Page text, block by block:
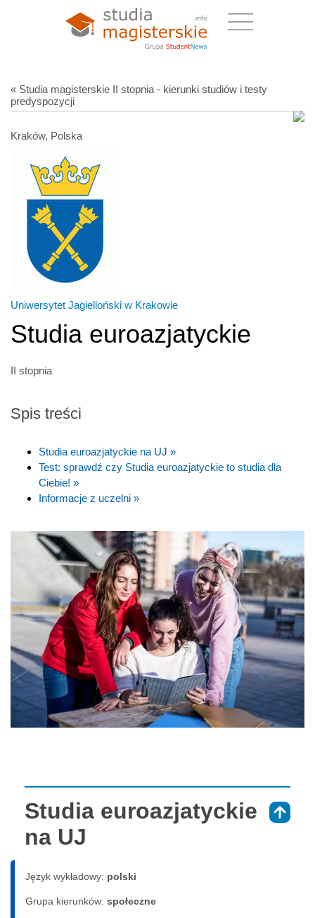
« Studia magisterskie II stopnia - kierunki studiów i testy
predyspozycji
Kraków, Polska
Uniwersytet Jagielloński w Krakowie
Studia euroazjatyckie
II stopnia
Spis treści
Studia euroazjatyckie na UJ »
Test: sprawdź czy Studia euroazjatyckie to studia dla
Ciebie! »
Informacje z uczelni »
Studia euroazjatyckie
na UJ
Język wykładowy: polski
Grupa kierunków: społeczne